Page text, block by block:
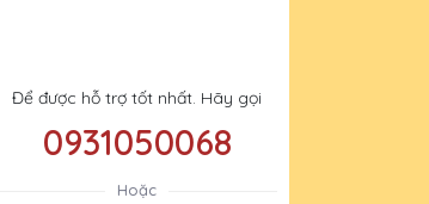
Để được hỗ trợ tốt nhất. Hãy gọi
0931050068
Hoặc